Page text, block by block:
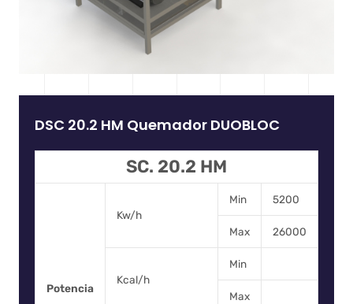
DSC 20.2 HM Quemador DUOBLOC
SC. 20.2 HM
Potencia
Kw/h
Min 5200
Max 26000
Kcal/h
Min
Max